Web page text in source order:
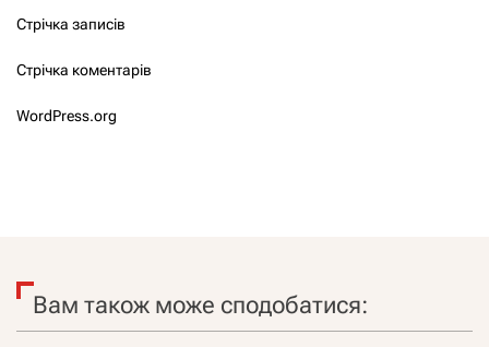
Стрічка записів
Стрічка коментарів
WordPress.org
Вам також може сподобатися: